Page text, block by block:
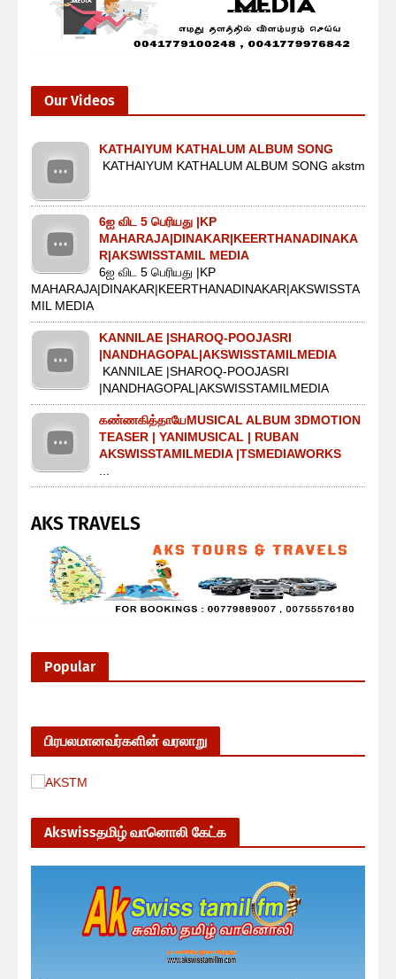
Our Videos
KATHAIYUM KATHALUM ALBUM SONG
KATHAIYUM KATHALUM ALBUM SONG akstm
6ஐ விட 5 பெரியது |KP
MAHARAJA|DINAKAR|KEERTHANADINAKA
R|AKSWISSTAMIL MEDIA
6ஐ விட 5 பெரியது |KP
MAHARAJA|DINAKAR|KEERTHANADINAKAR|AKSWISSTA
MIL MEDIA
KANNILAE |SHAROQ-POOJASRI
|NANDHAGOPAL|AKSWISSTAMILMEDIA
KANNILAE |SHAROQ-POOJASRI
|NANDHAGOPAL|AKSWISSTAMILMEDIA
கண்ணகித்தாயேMUSICAL ALBUM 3DMOTION
TEASER | YANIMUSICAL | RUBAN
AKSWISSTAMILMEDIA |TSMEDIAWORKS
AKS TRAVELS
Popular
பிரபலமானவர்களின் வரலாறு
Akswissதமிழ் வானொலி கேட்க